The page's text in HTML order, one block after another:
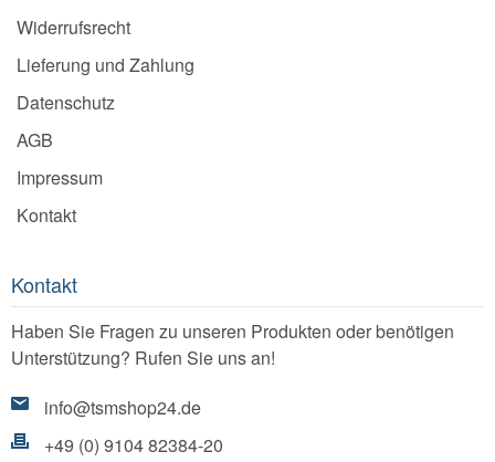
Widerrufsrecht
Lieferung und Zahlung
Datenschutz
AGB
Impressum
Kontakt
Kontakt
Haben Sie Fragen zu unseren Produkten oder benötigen
Unterstützung? Rufen Sie uns an!
info@tsmshop24.de
+49 (0) 9104 82384-20